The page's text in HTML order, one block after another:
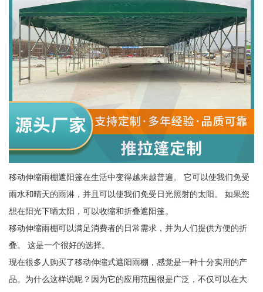
移动伸缩雨棚遮阳篷在生活中变得越来越普遍。 它可以使我们免受
雨水和晴天的雨淋，并且可以使我们免受日光照射的太阳。 如果您
想在阳光下晒太阳，可以收缩和折叠遮阳篷。
移动伸缩雨棚可以满足消费者的日常需求，并为人们提供方便的折
叠。 这是一个很好的选择。
现在很多人购买了移动伸缩式遮阳雨棚，感觉是一种十分实用的产
品。为什么这样说呢？因为它的应用范围很是广泛，不仅可以在大